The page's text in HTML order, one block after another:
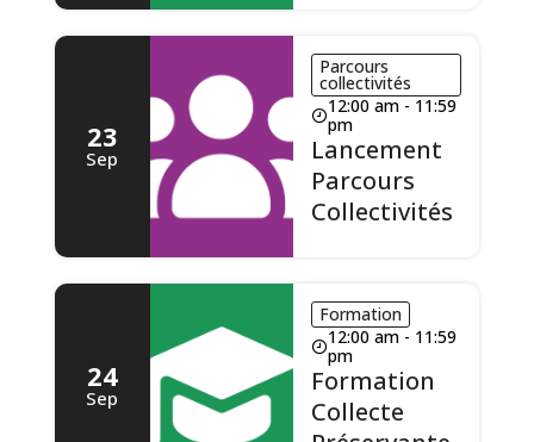
23
Sep
Parcours
collectivités
12:00 am - 11:59
pm
Lancement
Parcours
Collectivités
24
Sep
Formation
12:00 am - 11:59
pm
Formation
Collecte